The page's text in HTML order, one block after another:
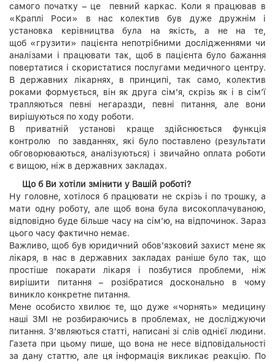
самого початку – це певний каркас. Коли я працював в
«Краплі Роси» в нас колектив був дуже дружнім і
установка керівництва була на якість, а не на те,
щоб «грузити» пацієнта непотрібними дослідженнями чи
аналізами і працювати так, щоб в пацієнта було бажання
повертатися і скористатися послугами медичного центру.
В державних лікарнях, в принципі, так само, колектив
роками формується, він як друга сім’я, скрізь як і в сім’ї
трапляються певні негаразди, певні питання, але вони
вирішуються по ходу роботи.
В приватній установі краще здійснюється функція
контролю по завданнях, які було поставлено (результати
обговорюваються, аналізуються) і звичайно оплата роботи
є вищою, ніж в державних закладах.
Що б Ви хотіли змінити у Вашій роботі?
Ну головне, хотілося б працювати не скрізь і по трошку, а
мати одну роботу, але щоб вона була високоплачуваною,
відповідно буде більше часу на сім’ю, на відпочинок. Зараз
цього часу фактично немає.
Важливо, щоб був юридичний обов’язковий захист мене як
лікаря, в нас в державних закладах раніше було так, що
простіше покарати лікаря і позбутися проблеми, ніж
вирішити питання – розібратися досконально в чому
виникло конкретне питання.
Мене особисто хвилює те, що дуже «чорнять» медицину
наші ЗМІ не розбираючись в проблемах, не досліджуючи
питання. З’являються статті, написані зі слів однієї людини.
Газета при цьому пише, що вона не несе відповідальності
за дану статтю, але ця інформація викликає реакцію. По